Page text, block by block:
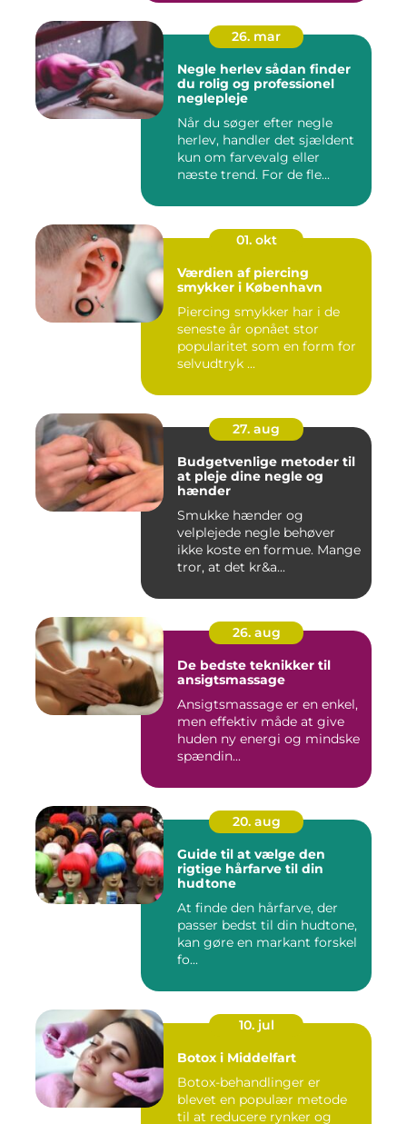
26. mar
Negle herlev sådan finder
du rolig og professionel
neglepleje
Når du søger efter negle
herlev, handler det sjældent
kun om farvevalg eller
næste trend. For de fle...
01. okt
Værdien af piercing
smykker i København
Piercing smykker har i de
seneste år opnået stor
popularitet som en form for
selvudtryk ...
27. aug
Budgetvenlige metoder til
at pleje dine negle og
hænder
Smukke hænder og
velplejede negle behøver
ikke koste en formue. Mange
tror, at det kr&a...
26. aug
De bedste teknikker til
ansigtsmassage
Ansigtsmassage er en enkel,
men effektiv måde at give
huden ny energi og mindske
spændin...
20. aug
Guide til at vælge den
rigtige hårfarve til din
hudtone
At finde den hårfarve, der
passer bedst til din hudtone,
kan gøre en markant forskel
fo...
10. jul
Botox i Middelfart
Botox-behandlinger er
blevet en populær metode
til at reducere rynker og